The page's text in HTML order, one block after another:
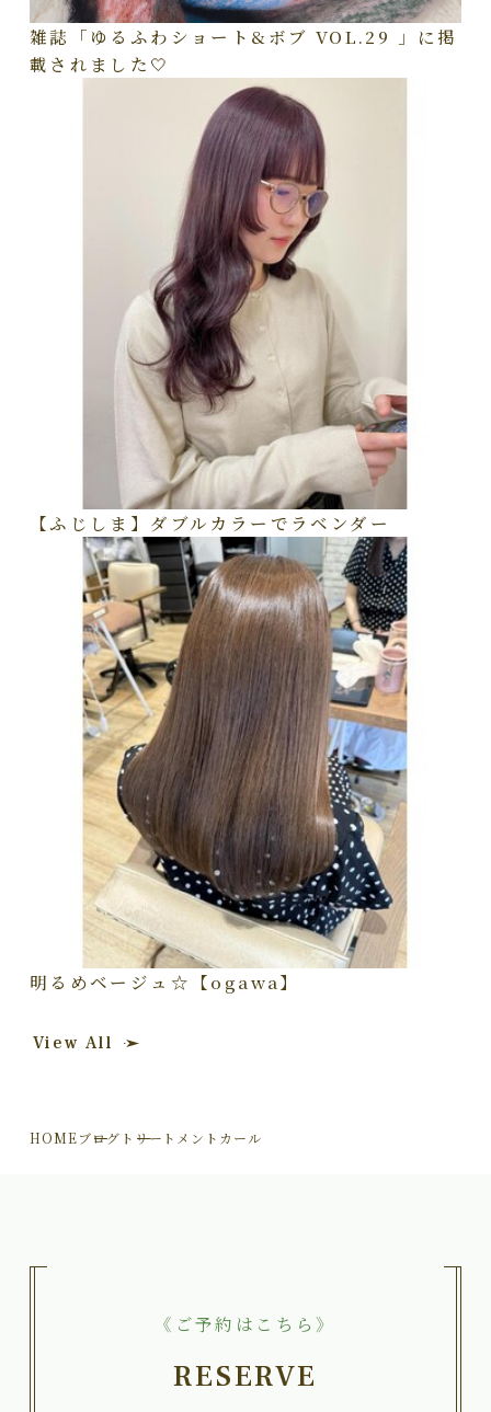
雑誌「ゆるふわショート&ボブ VOL.29 」に掲
載されました🤍
【ふじしま】ダブルカラーでラベンダー
明るめベージュ☆【ogawa】
View All
HOMEブログ トリートメントカール
《ご予約はこちら》
RESERVE